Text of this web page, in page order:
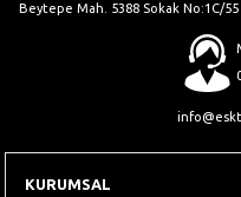
Beytepe Mah. 5388 Sokak No:1C/
KURUMSAL